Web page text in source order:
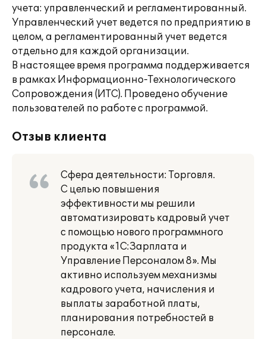
учета: управленческий и регламентированный.
Управленческий учет ведется по предприятию в
целом, а регламентированный учет ведется
отдельно для каждой организации.
В настоящее время программа поддерживается
в рамках Информационно-Технологического
Сопровождения (ИТС). Проведено обучение
пользователей по работе с программой.
Отзыв клиента
Сфера деятельности: Торговля.
С целью повышения
эффективности мы решили
автоматизировать кадровый учет
с помощью нового программного
продукта «1С:Зарплата и
Управление Персоналом 8». Мы
активно используем механизмы
кадрового учета, начисления и
выплаты заработной платы,
планирования потребностей в
персонале.